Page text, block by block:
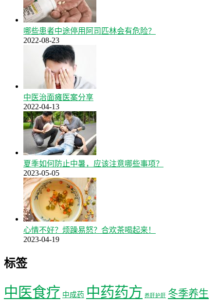
哪些患者中途停用阿司匹林会有危险？
2022-08-23
中医治面瘫医案分享
2022-04-13
夏季如何防止中暑，应该注意哪些事项？
2023-05-05
心情不好？烦躁易怒？合欢茶喝起来！
2023-04-19
标签
中医食疗 中成药 中药药方 养肝护肝 冬季养生